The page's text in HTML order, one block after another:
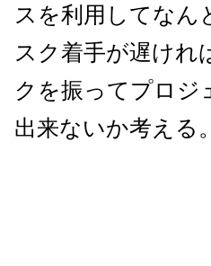
スを利用してなん
スク着手が遅けれ
クを振ってプロジ
出来ないか考える。